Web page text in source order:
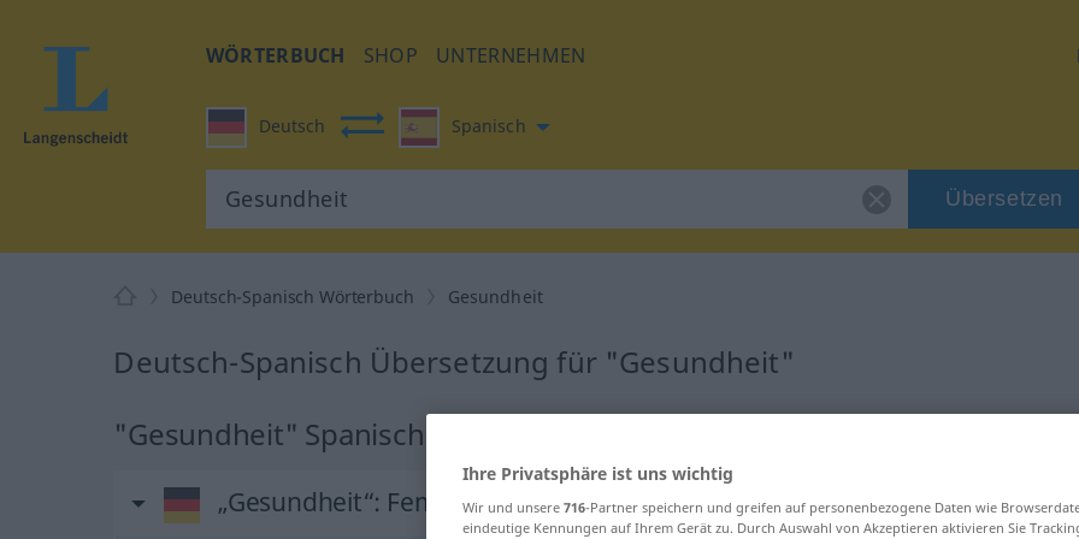
WÖRTERBUCH SHOP UNTERNEHMEN
Deutsch Spanisch
Übersetzen
Deutsch-Spanisch Wörterbuch Gesundheit
Deutsch-Spanisch Übersetzung für "Gesundheit"
"Gesundheit" Spanisch Übersetzung
„Gesundheit“: Femininum
Ihre Privatsphäre ist uns wichtig
Wir und unsere 716-Partner speichern und greifen auf personenbezogene Daten wie
eindeutige Kennungen auf Ihrem Gerät zu. Durch Auswahl von Akzeptieren aktivieren Sie